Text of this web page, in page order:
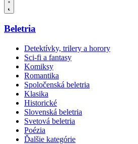
Beletria
Detektívky, trilery a horory
Sci-fi a fantasy
Komiksy
Romantika
Spoločenská beletria
Klasika
Historické
Slovenská beletria
Svetová beletria
Poézia
Ďalšie kategórie